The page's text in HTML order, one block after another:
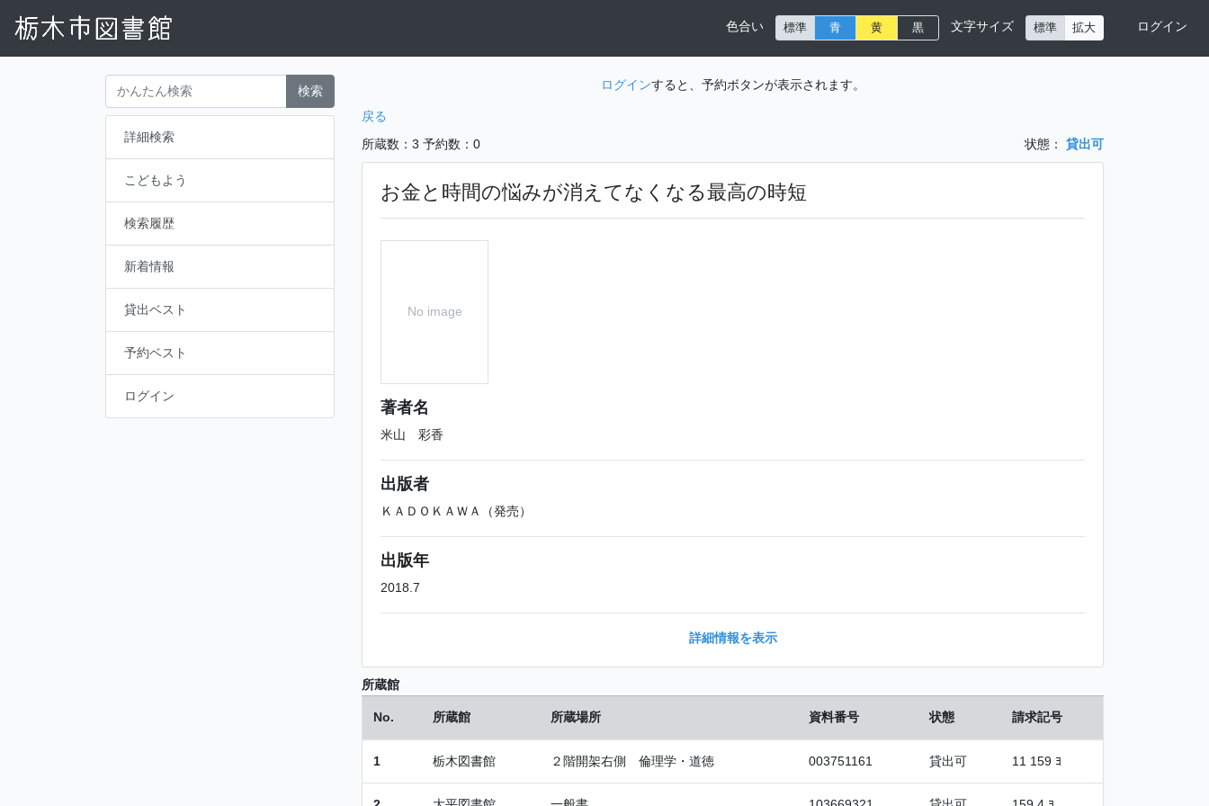
色合い 標準 青 黄 黒 文字サイズ 標準 拡大 ログイン
検索
詳細検索
こどもよう
検索履歴
新着情報
貸出ベスト
予約ベスト
ログイン
ログインすると、予約ボタンが表示されます。
戻る
所蔵数：3 予約数：0 状態： 貸出可
お金と時間の悩みが消えてなくなる最高の時短
No image
著者名
米山 彩香
出版者
ＫＡＤＯＫＡＷＡ（発売）
出版年
2018.7
詳細情報を表示
所蔵館
No. 所蔵館 所蔵場所 資料番号 状態 請求記号
1 栃木図書館 ２階開架右側 倫理学・道徳 003751161 貸出可 11 159 ﾖ